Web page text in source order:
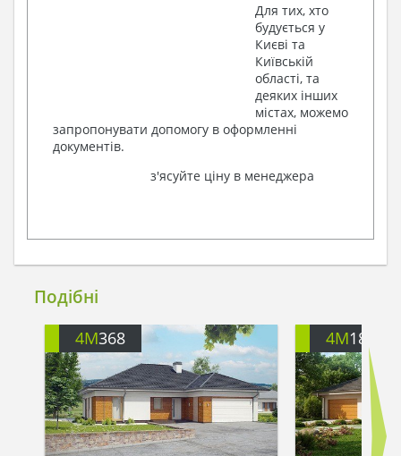
Для тих, хто
будується у
Києві та
Київській
області, та
деяких інших
містах, можемо
запропонувати допомогу в оформленні
документів.
з'ясуйте ціну в менеджера
Подібні
4M368 4M184